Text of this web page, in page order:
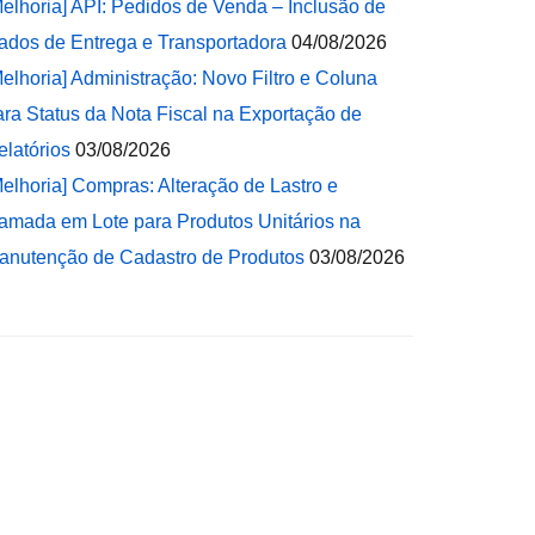
API: Pedidos de Venda – Inclusão de
de Entrega e Transportadora 04/08/2026
Administração: Novo Filtro e Coluna
Status da Nota Fiscal na Exportação de
03/08/2026
Compras: Alteração de Lastro e
em Lote para Produtos Unitários na
de Cadastro de Produtos 03/08/2026